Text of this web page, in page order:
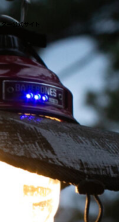
ー公式サイト